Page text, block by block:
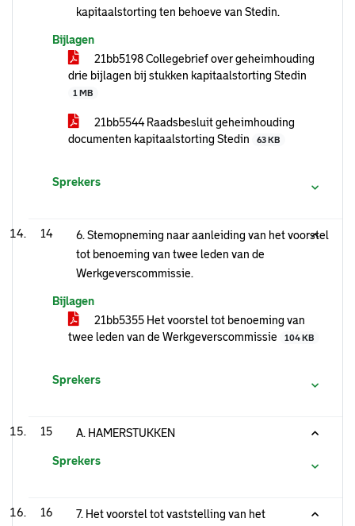
kapitaalstorting ten behoeve van Stedin.
Bijlagen
21bb5198 Collegebrief over geheimhouding
drie bijlagen bij stukken kapitaalstorting Stedin
1 MB
21bb5544 Raadsbesluit geheimhouding
documenten kapitaalstorting Stedin
63 KB
Sprekers
14
6. Stemopneming naar aanleiding van het voorstel
tot benoeming van twee leden van de
Werkgeverscommissie.
Bijlagen
21bb5355 Het voorstel tot benoeming van
twee leden van de Werkgeverscommissie
104 KB
Sprekers
15 A. HAMERSTUKKEN
Sprekers
16
7. Het voorstel tot vaststelling van het